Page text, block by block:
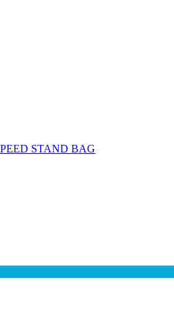
STAND BAG